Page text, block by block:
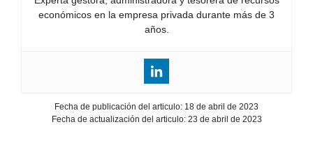
económicos en la empresa privada durante más de 3
años.
Fecha de publicación del articulo: 18 de abril de 2023
Fecha de actualización del articulo: 23 de abril de 2023